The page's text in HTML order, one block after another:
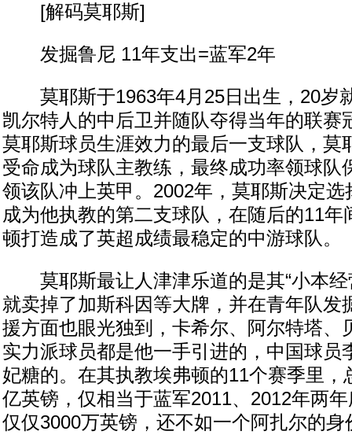
[解码莫耶斯]
发掘鲁尼 11年支出=蓝军2年
莫耶斯于1963年4月25日出生，20岁
凯尔特人的中后卫并随队夺得当年的联赛
莫耶斯球员生涯效力的最后一支球队，莫
受命成为球队主教练，最终成功率领球队
领该队冲上英甲。2002年，莫耶斯决定
成为他执教的第二支球队，在随后的11年
顿打造成了英超成绩最稳定的中游球队。
莫耶斯最让人津津乐道的是其“小本经
就卖掉了加斯科因等大牌，并在青年队发
援方面也眼光独到，卡希尔、阿尔特塔、
实力派球员都是他一手引进的，中国球员
妃糖的。在其执教埃弗顿的11个赛季里，
亿英镑，仅相当于蓝军2011、2012年两
仅仅3000万英镑，还不如一个阿扎尔的